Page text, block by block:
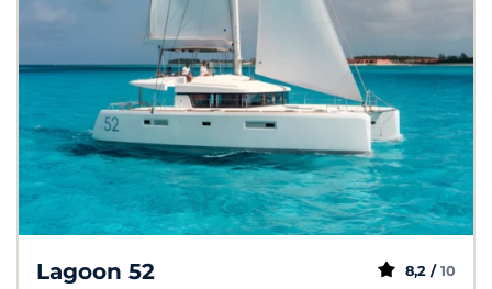
Lagoon 52 8,2 / 10